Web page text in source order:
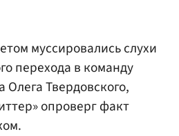
муссировались слухи
перехода в команду
Твердовского,
опроверг факт